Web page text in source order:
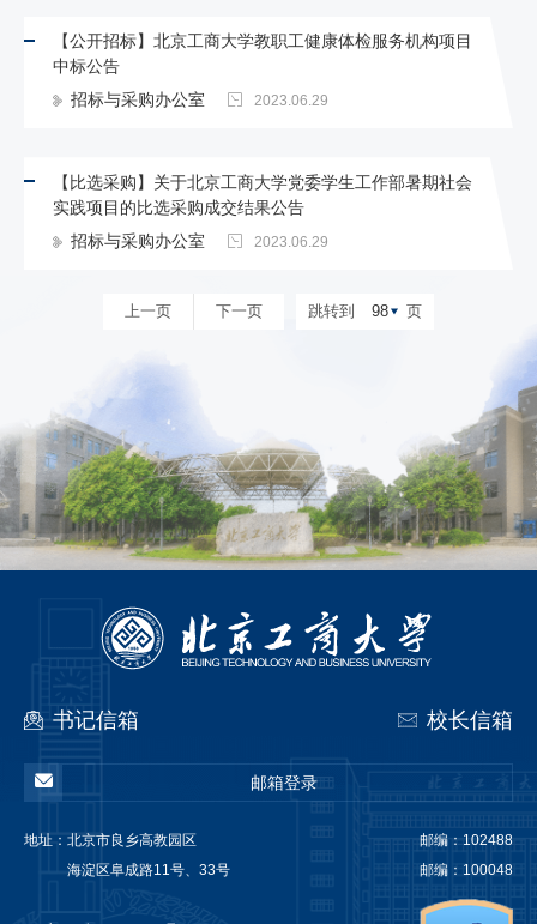
【公开招标】北京工商大学教职工健康体检服务机构项目
中标公告
招标与采购办公室
2023.06.29
【比选采购】关于北京工商大学党委学生工作部暑期社会
实践项目的比选采购成交结果公告
招标与采购办公室
2023.06.29
上一页 下一页 跳转到 98 页
书记信箱 校长信箱
邮箱登录
地址： 北京市良乡高教园区
邮编：102488
海淀区阜成路11号、33号
邮编：100048